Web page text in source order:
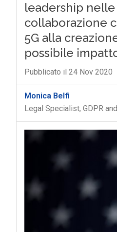
leadership
collaborazione
5G alla
possibile
Pubblicato il 24 Nov 2020
Monica Belfi
Legal Specialist, GDPR